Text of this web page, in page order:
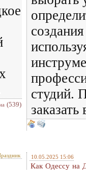
(539)
студий.
10.05.2025 15:06
Как Одессу на